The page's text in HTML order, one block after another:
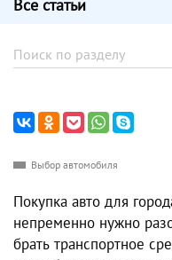
Все статьи
Выбор автомобиля
Покупка авто для
непременно нужно
брать транспортное